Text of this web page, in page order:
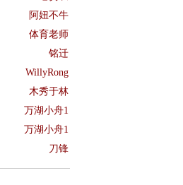
阿妞不牛
体育老师
铭迁
WillyRong
木秀于林
万湖小舟1
万湖小舟1
刀锋